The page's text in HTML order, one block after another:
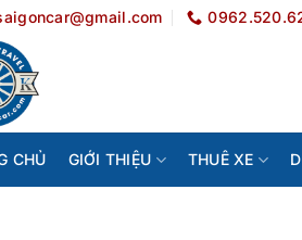
CHỦ GIỚI THIỆU THUÊ XE